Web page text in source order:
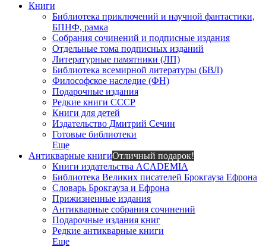
Книги
Библиотека приключений и научной фантастики,
БПНФ, рамка
Собрания сочинений и подписные издания
Отдельные тома подписных изданий
Литературные памятники (ЛП)
Библиотека всемирной литературы (БВЛ)
Философское наследие (ФН)
Подарочные издания
Редкие книги СССР
Книги для детей
Издательство Дмитрий Сечин
Готовые библиотеки
Еще
Антикварные книгиОтличный подарок!
Книги издательства ACADEMIA
Библиотека Великих писателей Брокгауза Ефрона
Словарь Брокгауза и Ефрона
Прижизненные издания
Антикварные собрания сочинений
Подарочные издания книг
Редкие антикварные книги
Еще